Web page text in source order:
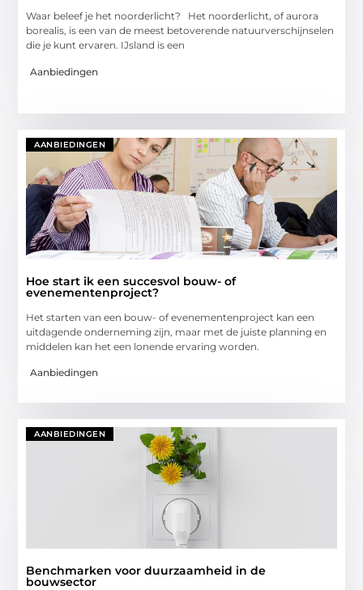
Waar beleef je het noorderlicht? Het noorderlicht, of aurora
borealis, is een van de meest betoverende natuurverschijnselen
die je kunt ervaren. IJsland is een
Aanbiedingen
AANBIEDINGEN
Hoe start ik een succesvol bouw- of
evenementenproject?
Het starten van een bouw- of evenementenproject kan een
uitdagende onderneming zijn, maar met de juiste planning en
middelen kan het een lonende ervaring worden.
Aanbiedingen
AANBIEDINGEN
Benchmarken voor duurzaamheid in de
bouwsector